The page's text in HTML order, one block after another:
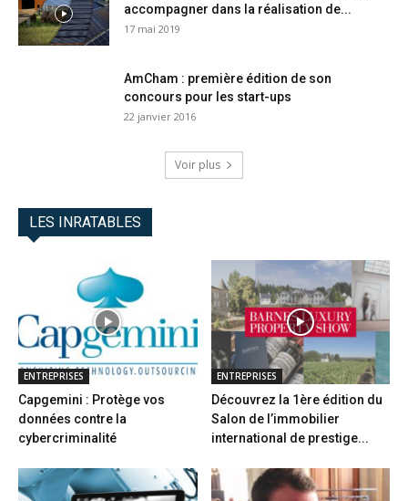
accompagner dans la réalisation de...
17 mai 2019
AmCham : première édition de son
concours pour les start-ups
22 janvier 2016
Voir plus
LES INRATABLES
ENTREPRISES
Capgemini : Protège vos
données contre la
cybercriminalité
ENTREPRISES
Découvrez la 1ère édition du
Salon de l’immobilier
international de prestige...